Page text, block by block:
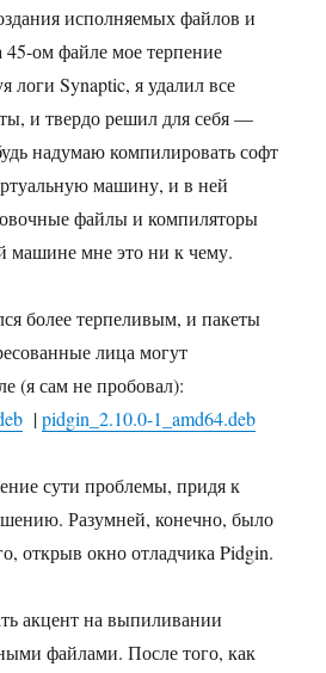
исполняемых файлов и
45-ом файле мое терпение
логи Synaptic, я удалил все
и твердо решил для себя —
надумаю компилировать софт
машину, и в ней
файлы и компиляторы
машине мне это ни к чему.
более терпеливым, и пакеты
лица могут
(я сам не пробовал):
|pidgin_2.10.0-1_amd64.deb
сути проблемы, придя к
Разумней, конечно, было
открыв окно отладчика Pidgin.
акцент на выпиливании
файлами. После того, как